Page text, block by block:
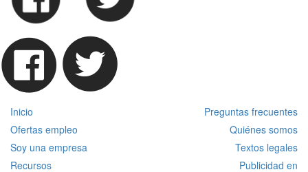
Inicio
Preguntas frecuentes
Ofertas empleo
Quiénes somos
Soy una empresa
Textos legales
Recursos
Publicidad en